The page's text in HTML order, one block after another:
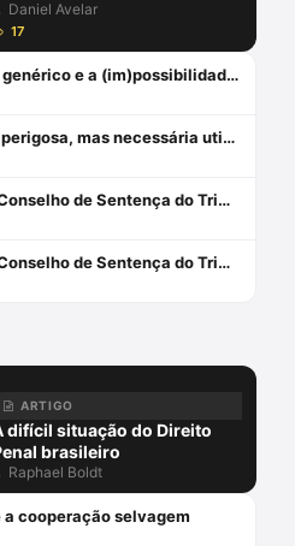
em plenário
Daniel Avelar
17
Absolvição pelo quesito genérico e a (im)possibilidade recursal
Storytelling no júri: uma perigosa, mas necessária utilização
Paridade de gêneros no Conselho de Sentença do Tribunal do Júri
Paridade de gêneros no Conselho de Sentença do Tribunal do Júri
ARTIGO
difícil situação do Direito
brasileiro
Raphael Boldt
cooperação selvagem